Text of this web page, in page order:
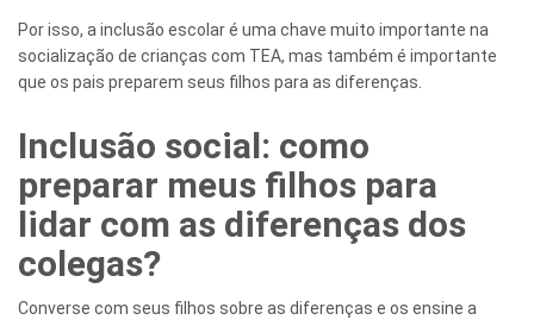
Por isso, a inclusão escolar é uma chave muito importante na
socialização de crianças com TEA, mas também é importante
que os pais preparem seus filhos para as diferenças.
Inclusão social: como
preparar meus filhos para
lidar com as diferenças dos
colegas?
Converse com seus filhos sobre as diferenças e os ensine a